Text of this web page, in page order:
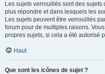
Les sujets verrouillés sont des
plus répondre et dans lesquels les
Les sujets peuvent être verrouillés
forum pour de multiples raisons.
propres sujets, si cela a été autorisé
Haut
Que sont les icônes de sujet ?